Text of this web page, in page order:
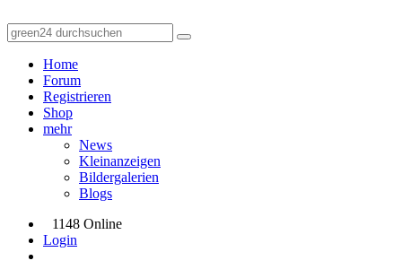
Home
Forum
Registrieren
Shop
mehr
News
Kleinanzeigen
Bildergalerien
Blogs
1148 Online
Login